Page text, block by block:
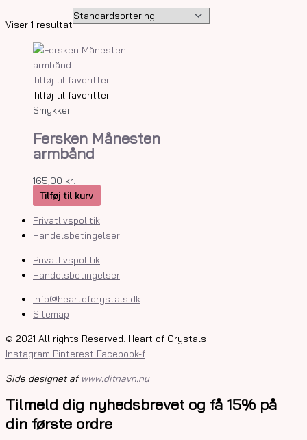
Viser 1 resultat
Tilføj til favoritter
Tilføj til favoritter
Smykker
Fersken Månesten
armbånd
165,00 kr.
Tilføj til kurv
Privatlivspolitik
Handelsbetingelser
Privatlivspolitik
Handelsbetingelser
Info@heartofcrystals.dk
Sitemap
© 2021 All rights Reserved. Heart of Crystals
Instagram Pinterest Facebook-f
Side designet af www.ditnavn.nu
Tilmeld dig nyhedsbrevet og få 15% på
din første ordre